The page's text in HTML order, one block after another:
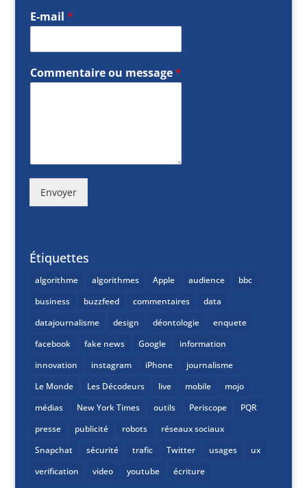
E-mail *
Commentaire ou message*
Envoyer
Étiquettes
algorithme algorithmes Apple audience
bbc
business
buzzfeed commentaires
data
datajournalisme
design déontologie
enquete
facebook
fake news Google
information
innovation
instagram iPhone
journalisme
Le Monde
Les Décodeurs live mobile
mojo
médias
New York Times outils Periscope
PQR
presse
publicité robots
réseaux sociaux
Snapchat
sécurité trafic Twitter usages
ux
verification
video youtube écriture